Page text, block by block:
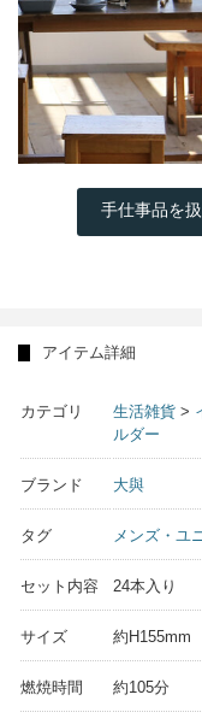
手仕事品を
アイテム詳細
カテゴリ 生活雑貨 >
ルダー
ブランド 大與
タグ メンズ・ユ
セット内容 24本入り
サイズ 約H155mm
燃焼時間 約105分